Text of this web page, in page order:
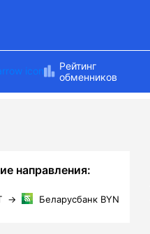
Рейтинг
обменников
направления:
→ Беларусбанк BYN